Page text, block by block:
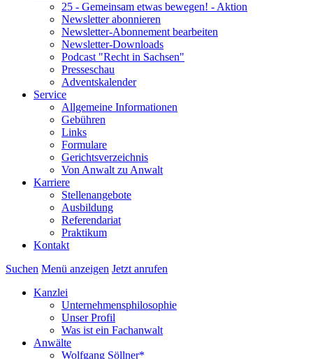
25 - Gemeinsam etwas bewegen! - Aktion
Newsletter abonnieren
Newsletter-Abonnement bearbeiten
Newsletter-Downloads
Podcast "Recht in Sachsen"
Presseschau
Adventskalender
Service
Allgemeine Informationen
Gebühren
Links
Formulare
Gerichtsverzeichnis
Von Anwalt zu Anwalt
Karriere
Stellenangebote
Ausbildung
Referendariat
Praktikum
Kontakt
Suchen Menü anzeigen Jetzt anrufen
Kanzlei
Unternehmensphilosophie
Unser Profil
Was ist ein Fachanwalt
Anwälte
Wolfgang Söllner*